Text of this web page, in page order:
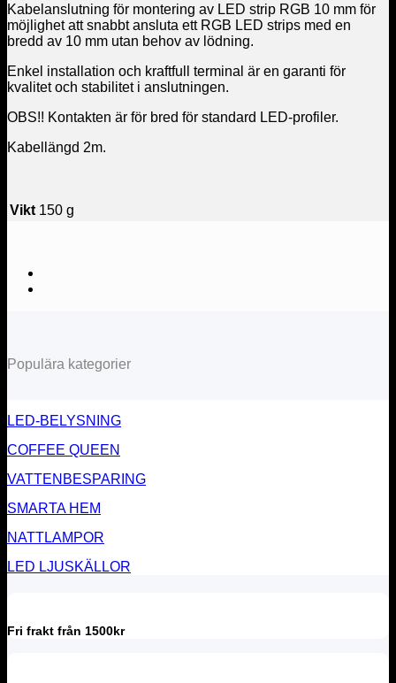
Kabelanslutning för montering av LED strip RGB 10 mm för
möjlighet att snabbt ansluta ett RGB LED strips med en
bredd av 10 mm utan behov av lödning.
Enkel installation och kraftfull terminal är en garanti för
kvalitet och stabilitet i anslutningen.
OBS!! Kontakten är för bred för standard LED-profiler.
Kabellängd 2m.
Vikt 150 g
Populära kategorier
LED-BELYSNING
COFFEE QUEEN
VATTENBESPARING
SMARTA HEM
NATTLAMPOR
LED LJUSKÄLLOR
Fri frakt från 1500kr